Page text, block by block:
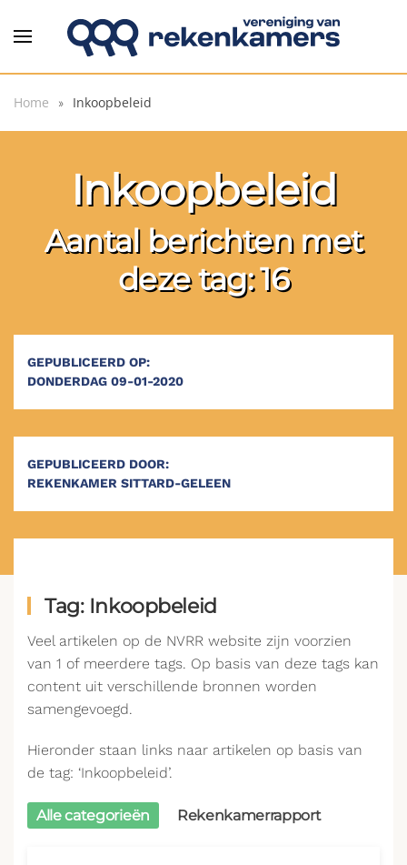
Overslaan en naar de inhoud gaan
Home Inkoopbeleid
Inkoopbeleid
Aantal berichten met
deze tag: 16
GEPUBLICEERD OP:
DONDERDAG 09-01-2020
GEPUBLICEERD DOOR:
REKENKAMER SITTARD-GELEEN
Tag: Inkoopbeleid
Veel artikelen op de NVRR website zijn voorzien
van 1 of meerdere tags. Op basis van deze tags kan
content uit verschillende bronnen worden
samengevoegd.
Hieronder staan links naar artikelen op basis van
de tag: ‘Inkoopbeleid’.
Alle categorieën Rekenkamerrapport